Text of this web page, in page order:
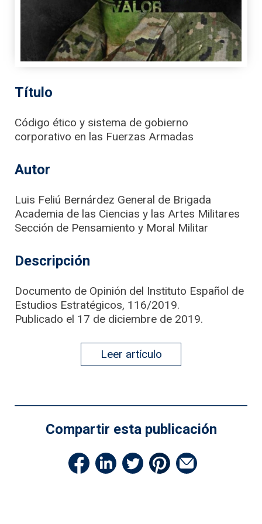
Título
Código ético y sistema de gobierno
corporativo en las Fuerzas Armadas
Autor
Luis Feliú Bernárdez General de Brigada
Academia de las Ciencias y las Artes Militares
Sección de Pensamiento y Moral Militar
Descripción
Documento de Opinión del Instituto Español de
Estudios Estratégicos, 116/2019.
Publicado el 17 de diciembre de 2019.
Leer artículo
Compartir esta publicación